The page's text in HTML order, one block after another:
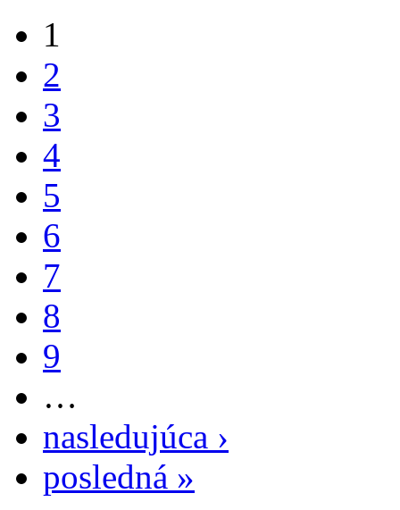
1
2
3
4
5
6
7
8
9
…
nasledujúca ›
posledná »